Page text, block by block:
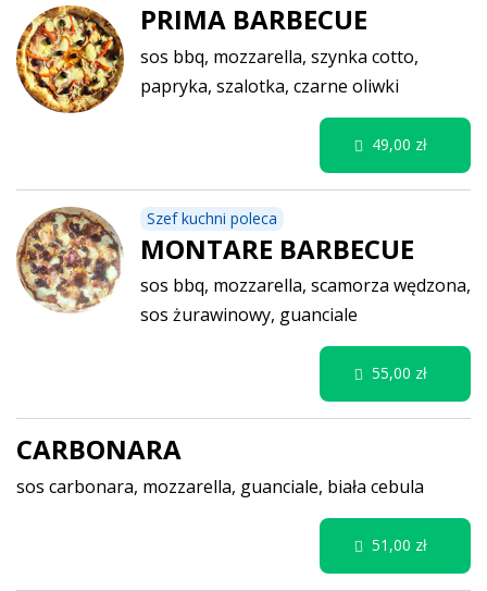
PRIMA BARBECUE
sos bbq, mozzarella, szynka cotto,
papryka, szalotka, czarne oliwki
Szef kuchni poleca
MONTARE BARBECUE
sos bbq, mozzarella, scamorza wędzona,
sos żurawinowy, guanciale
CARBONARA
sos carbonara, mozzarella, guanciale, biała cebula